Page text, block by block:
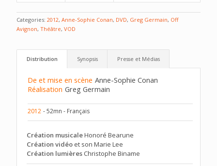
Categories: 2012, Anne-Sophie Conan, DVD, Greg Germain, Off
Avignon, Théâtre, VOD
Distribution Synopsis Presse et Médias
De et mise en scène Anne-Sophie Conan
Réalisation Greg Germain
2012 - 52mn - Français
Création musicaleHonoré Bearune
Création vidéoet son Marie Lee
Création lumièresChristophe Biname